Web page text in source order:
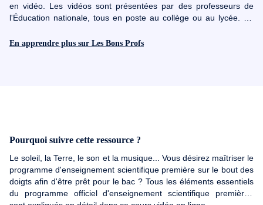
en vidéo. Les vidéos sont présentées par des professeurs de
l'Éducation nationale, tous en poste au collège ou au lycée. En
comprendre les cours. Les QCM et les exercices associés aux
En apprendre plus sur Les Bons Profs
Pourquoi suivre cette ressource ?
Le soleil, la Terre, le son et la musique... Vous désirez maîtriser le
programme d'enseignement scientifique première sur le bout des
doigts afin d'être prêt pour le bac ? Tous les éléments essentiels
du programme officiel d'enseignement scientifique premièree